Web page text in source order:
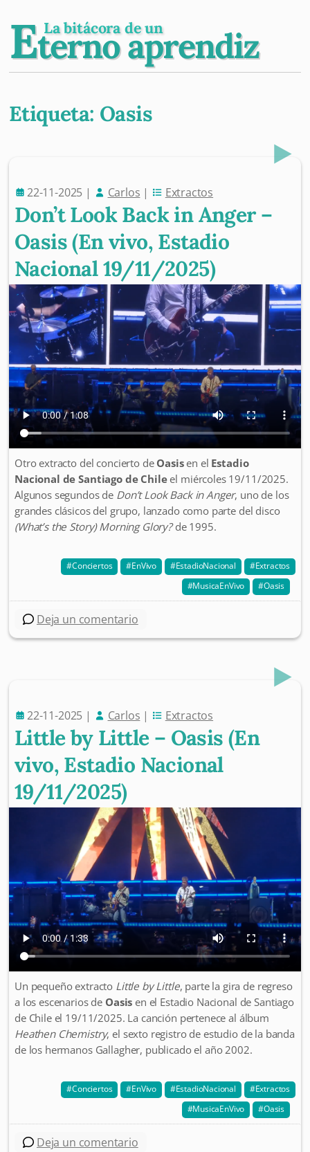
Eterno aprendiz
La bitácora de un
Etiqueta: Oasis
22-11-2025 | Carlos | Extractos
Don’t Look Back in Anger –
Oasis (En vivo, Estadio
Nacional 19/11/2025)
Otro extracto del concierto de Oasisen el Estadio
Nacional de Santiago de Chileel miércoles 19/11/2025.
Algunos segundos de Don’t Look Back in Anger, uno de los
grandes clásicos del grupo, lanzado como parte del disco
(What’s the Story) Morning Glory?de 1995.
Conciertos EnVivo EstadioNacional
Extractos
MusicaEnVivo
Oasis
Deja un comentario
22-11-2025 | Carlos | Extractos
Little by Little – Oasis (En
vivo, Estadio Nacional
19/11/2025)
Un pequeño extracto Little by Little, parte la gira de regreso
a los escenarios de Oasis en el Estadio Nacional de Santiago
de Chile el 19/11/2025. La canción pertenece al álbum
Heathen Chemistry, el sexto registro de estudio de la banda
de los hermanos Gallagher, publicado el año 2002.
Conciertos EnVivo EstadioNacional
Extractos
MusicaEnVivo
Oasis
Deja un comentario